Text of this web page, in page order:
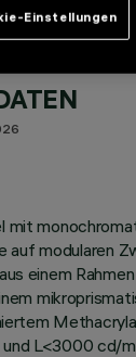
mit
auf modularen
einem
L<3000 cd/
Einstellungen